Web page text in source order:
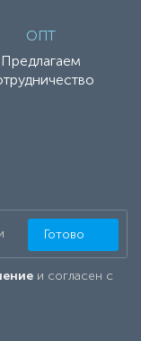
ОПТ
Предлагаем
и согласен с
Готово